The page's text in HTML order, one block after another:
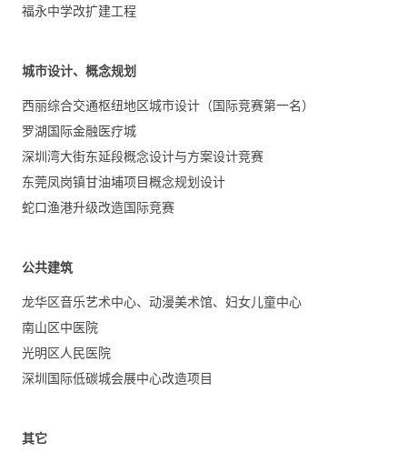
福永中学改扩建工程
城市设计、概念规划
西丽综合交通枢纽地区城市设计（国际竞赛第一名）
罗湖国际金融医疗城
深圳湾大街东延段概念设计与方案设计竞赛
东莞凤岗镇甘油埔项目概念规划设计
蛇口渔港升级改造国际竞赛
公共建筑
龙华区音乐艺术中心、动漫美术馆、妇女儿童中心
南山区中医院
光明区人民医院
深圳国际低碳城会展中心改造项目
其它